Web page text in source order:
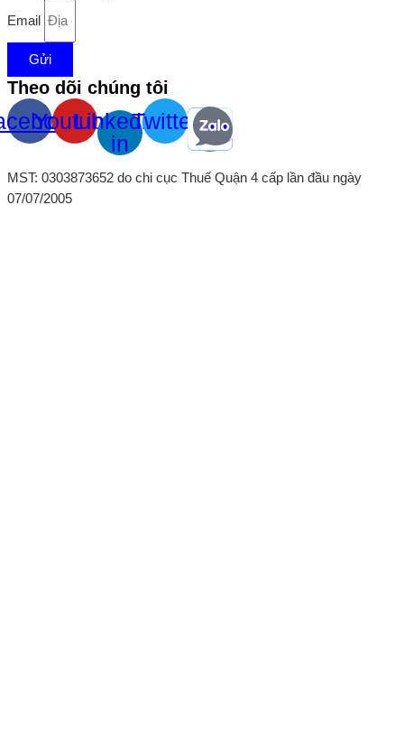
Email
Gửi
Theo dõi chúng tôi
YoutubeLinkedin-
in
Twitter
MST: 0303873652 do chi cục Thuế Quận 4 cấp lần đầu ngày
07/07/2005